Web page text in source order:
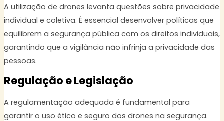
A utilização de drones levanta questões sobre privacidade
individual e coletiva. É essencial desenvolver políticas que
equilibrem a segurança pública com os direitos individuais,
garantindo que a vigilância não infrinja a privacidade das
pessoas.
Regulação e Legislação
A regulamentação adequada é fundamental para
garantir o uso ético e seguro dos drones na segurança.